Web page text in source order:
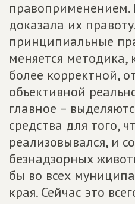
правоприменением.
доказала их
принципиальные
меняется методика,
более корректной,
объективной
главное –
средства для того,
реализовывался, и
безнадзорных
бы во всех
края. Сейчас это